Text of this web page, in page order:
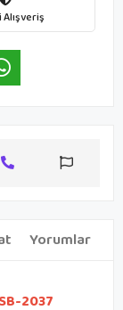
Yorumlar
2037